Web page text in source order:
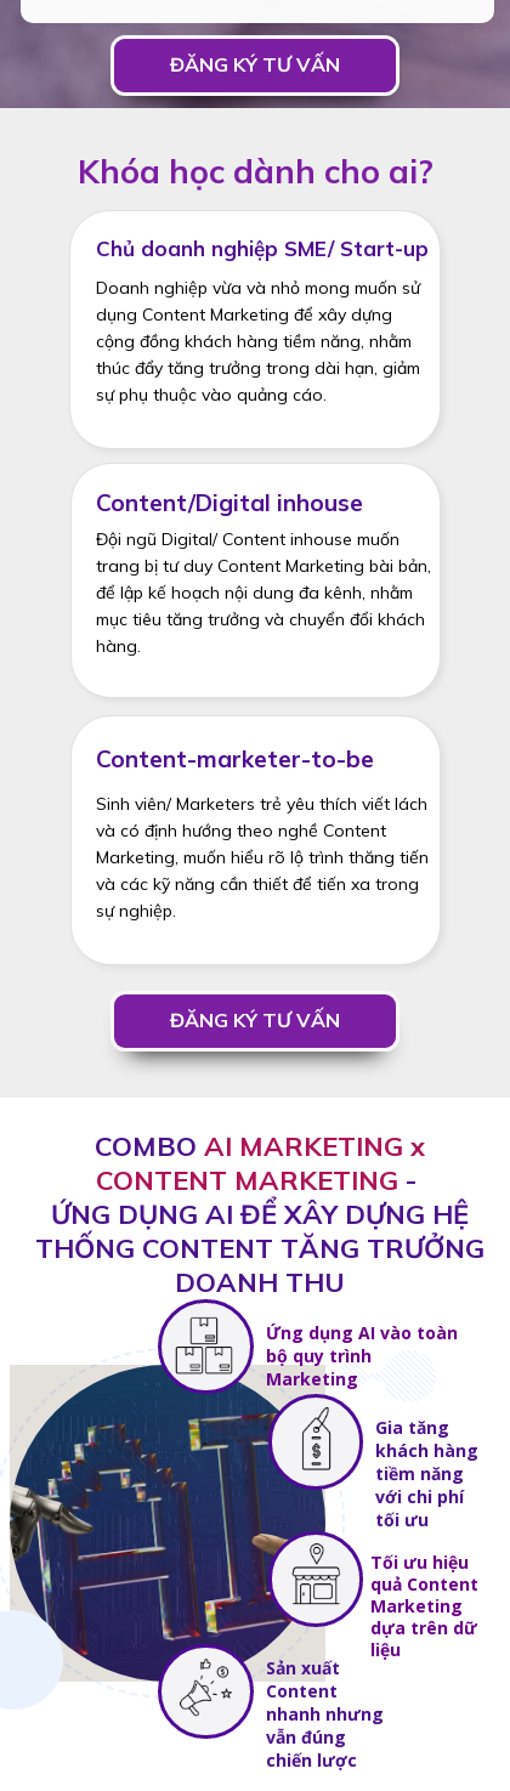
ĐĂNG KÝ TƯ VẤN
Khóa học dành cho ai?
Doanh nghiệp vừa và nhỏ mong muốn sử
dụng Content Marketing để xây dựng
cộng đồng khách hàng tiềm năng, nhằm
thúc đẩy tăng trưởng trong dài hạn, giảm
sự phụ thuộc vào quảng cáo.
Chủ doanh nghiệp SME/ Start-up
Đội ngũ Digital/ Content inhouse muốn
trang bị tư duy Content Marketing bài bản,
để lập kế hoạch nội dung đa kênh, nhằm
mục tiêu tăng trưởng và chuyển đổi khách
hàng.
Content/Digital inhouse
Sinh viên/ Marketers trẻ yêu thích viết lách
và có định hướng theo nghề Content
Marketing, muốn hiểu rõ lộ trình thăng tiến
và các kỹ năng cần thiết để tiến xa trong
sự nghiệp.
Content-marketer-to-be
ĐĂNG KÝ TƯ VẤN
COMBO AI MARKETING x
CONTENT MARKETING -
ỨNG DỤNG AI ĐỂ XÂY DỰNG HỆ
THỐNG CONTENT TĂNG TRƯỞNG
DOANH THU
Gia tăng
khách hàng
tiềm năng
với chi phí
tối ưu
Tối ưu hiệu
quả Content
Marketing
dựa trên dữ
liệu
Sản xuất
Content
nhanh nhưng
vẫn đúng
chiến lược
Ứng dụng AI vào toàn
bộ quy trình
Marketing